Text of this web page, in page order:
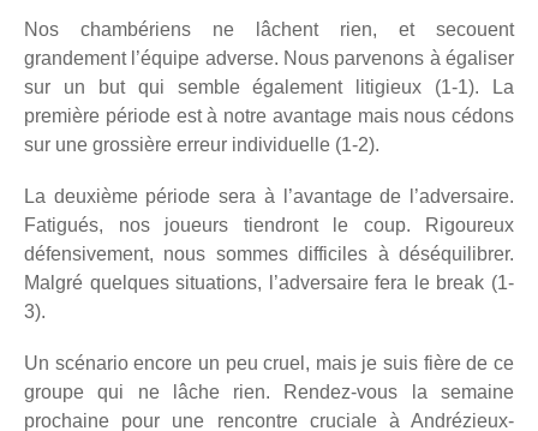
Nos chambériens ne lâchent rien, et secouent
grandement l’équipe adverse. Nous parvenons à égaliser
sur un but qui semble également litigieux (1-1). La
première période est à notre avantage mais nous cédons
sur une grossière erreur individuelle (1-2).
La deuxième période sera à l’avantage de l’adversaire.
Fatigués, nos joueurs tiendront le coup. Rigoureux
défensivement, nous sommes difficiles à déséquilibrer.
Malgré quelques situations, l’adversaire fera le break (1-
3).
Un scénario encore un peu cruel, mais je suis fière de ce
groupe qui ne lâche rien. Rendez-vous la semaine
prochaine pour une rencontre cruciale à Andrézieux-